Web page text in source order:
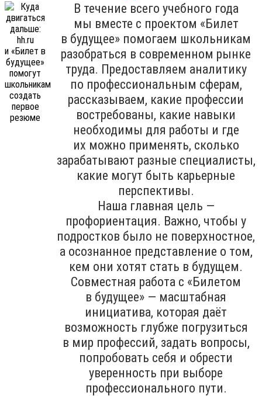
В течение всего учебного года
мы вместе с проектом «Билет
в будущее» помогаем школьникам
разобраться в современном рынке
труда. Предоставляем аналитику
по профессиональным сферам,
рассказываем, какие профессии
востребованы, какие навыки
необходимы для работы и где
их можно применять, сколько
зарабатывают разные специалисты,
какие могут быть карьерные
перспективы.
Наша главная цель —
профориентация. Важно, чтобы у
подростков было не поверхностное,
а осознанное представление о том,
кем они хотят стать в будущем.
Совместная работа с «Билетом
в будущее» — масштабная
инициатива, которая даёт
возможность глубже погрузиться
в мир профессий, задать вопросы,
попробовать себя и обрести
уверенность при выборе
профессионального пути.